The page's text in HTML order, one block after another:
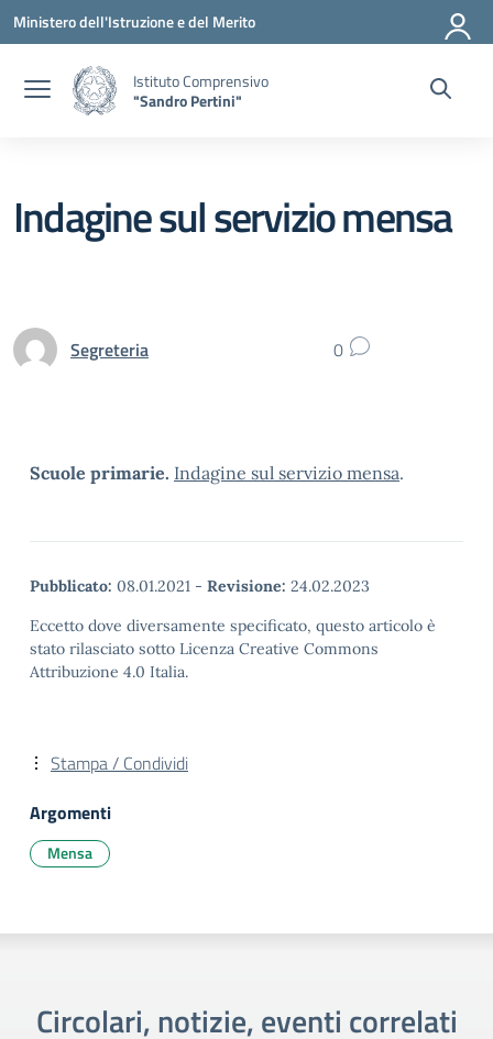
Vai ai contenuti
Vai al menu di navigazione
Vai al footer
Ministero dell'Istruzione e del Merito
Istituto Comprensivo
"Sandro Pertini"
Indagine sul servizio mensa
Segreteria 0
Scuole primarie. Indagine sul servizio mensa.
Pubblicato: 08.01.2021 - Revisione: 24.02.2023
Eccetto dove diversamente specificato, questo articolo è
stato rilasciato sotto Licenza Creative Commons
Attribuzione 4.0 Italia.
Stampa / Condividi
Argomenti
Mensa
Circolari, notizie, eventi correlati